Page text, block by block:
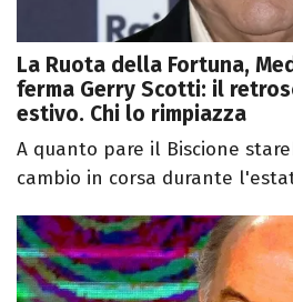
La Ruota della Fortuna,
ferma Gerry Scotti: il
estivo. Chi lo rimpiazza
A quanto pare il Biscione
cambio in corsa durante